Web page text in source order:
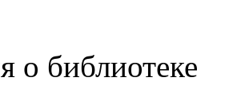
о библиотеке